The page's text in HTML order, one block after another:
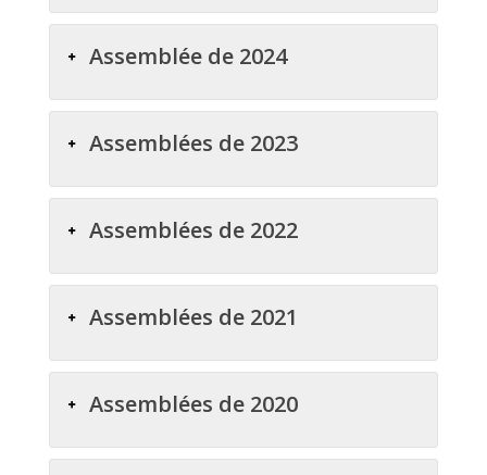
Assemblée de 2024
Assemblées de 2023
Assemblées de 2022
Assemblées de 2021
Assemblées de 2020